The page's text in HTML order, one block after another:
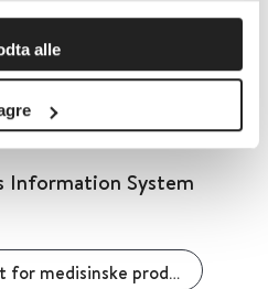
alle
of Medicine (NLM)
Information System
Direktoratet for medisinske produkter (DMP)